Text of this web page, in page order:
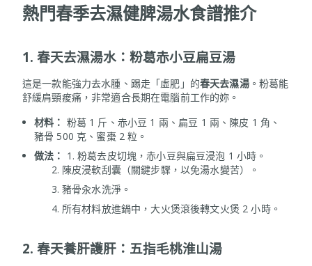
熱門春季去濕健脾湯水食譜推介
1. 春天去濕湯水：粉葛赤小豆扁豆湯
這是一款能強力去水腫、踢走「虛肥」的春天去濕湯。粉葛能
舒緩肩頸痠痛，非常適合長期在電腦前工作的妳。
材料： 粉葛 1 斤、赤小豆 1 兩、扁豆 1 兩、陳皮 1 角、
豬骨 500 克、蜜棗 2 粒。
做法： 1. 粉葛去皮切塊，赤小豆與扁豆浸泡 1 小時。
陳皮浸軟刮囊（關鍵步驟，以免湯水變苦）。
豬骨汆水洗淨。
所有材料放進鍋中，大火煲滾後轉文火煲 2 小時。
2. 春天養肝護肝：五指毛桃淮山湯